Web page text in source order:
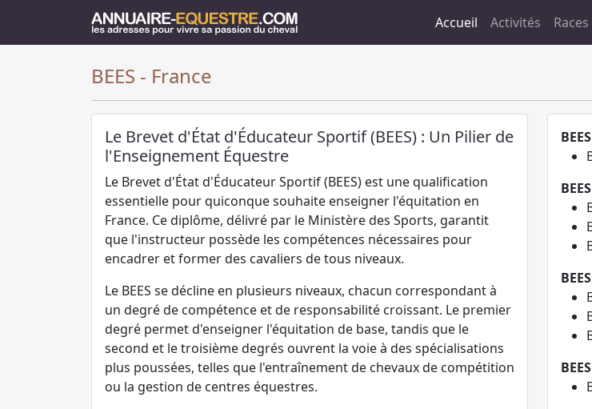
Accueil Activités Races
BEES - France
Le Brevet d'État d'Éducateur Sportif (BEES) : Un Pilier de
l'Enseignement Équestre
Le Brevet d'État d'Éducateur Sportif (BEES) est une qualification
essentielle pour quiconque souhaite enseigner l'équitation en
France. Ce diplôme, délivré par le Ministère des Sports, garantit
que l'instructeur possède les compétences nécessaires pour
encadrer et former des cavaliers de tous niveaux.
Le BEES se décline en plusieurs niveaux, chacun correspondant à
un degré de compétence et de responsabilité croissant. Le premier
degré permet d'enseigner l'équitation de base, tandis que le
second et le troisième degrés ouvrent la voie à des spécialisations
plus poussées, telles que l'entraînement de chevaux de compétition
ou la gestion de centres équestres.